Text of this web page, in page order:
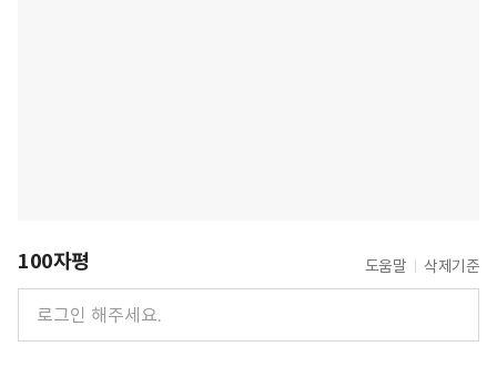
100자평 도움말 삭제기준